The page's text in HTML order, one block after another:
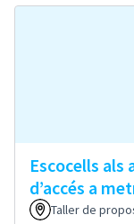
Escocells als
d’accés a
Taller de